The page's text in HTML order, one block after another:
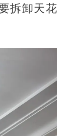
拆卸天花